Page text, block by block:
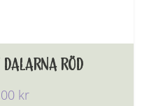
RÖD
kr